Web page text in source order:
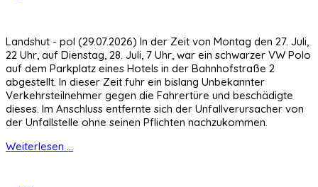
Landshut - pol (29.07.2026) In der Zeit von Montag den 27. Juli,
22 Uhr, auf Dienstag, 28. Juli, 7 Uhr, war ein schwarzer VW Polo
auf dem Parkplatz eines Hotels in der Bahnhofstraße 2
abgestellt. In dieser Zeit fuhr ein bislang Unbekannter
Verkehrsteilnehmer gegen die Fahrertüre und beschädigte
dieses. Im Anschluss entfernte sich der Unfallverursacher von
der Unfallstelle ohne seinen Pflichten nachzukommen.
Weiterlesen ...